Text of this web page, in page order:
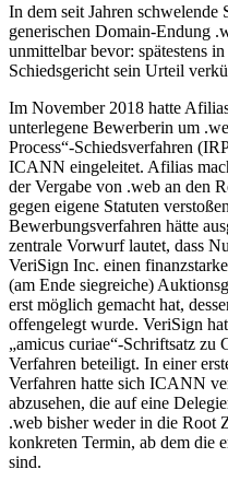
In dem seit Jahren
generischen Domain-Endung
unmittelbar bevor: spätestens
Schiedsgericht sein Urteil
Im November 2018 hatte
unterlegene Bewerberin um
Process“-Schiedsverfahren
ICANN eingeleitet. Afilias
der Vergabe von .web an den
gegen eigene Statuten
Bewerbungsverfahren hätte
zentrale Vorwurf lautet, dass
VeriSign Inc. einen
(am Ende siegreiche)
erst möglich gemacht hat,
offengelegt wurde. VeriSign
„amicus curiae“-Schriftsatz
Verfahren beteiligt. In einer
Verfahren hatte sich ICANN
abzusehen, die auf eine
.web bisher weder in die Root
konkreten Termin, ab dem die
sind.